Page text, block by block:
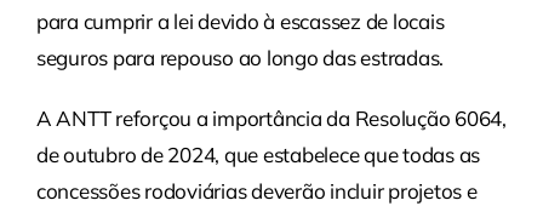
para cumprir a lei devido à escassez de locais
seguros para repouso ao longo das estradas.
A ANTT reforçou a importância da Resolução 6064,
de outubro de 2024, que estabelece que todas as
concessões rodoviárias deverão incluir projetos e